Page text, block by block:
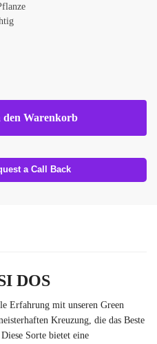
den Warenkorb
a Call Back
DOS
Erfahrung mit unseren Green
Kreuzung, die das Beste
Sorte bietet eine